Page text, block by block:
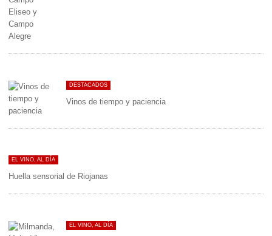
DESTACADOS
Vinos de tiempo y paciencia
EL VINO, AL DÍA
Huella sensorial de Riojanas
EL VINO, AL DÍA